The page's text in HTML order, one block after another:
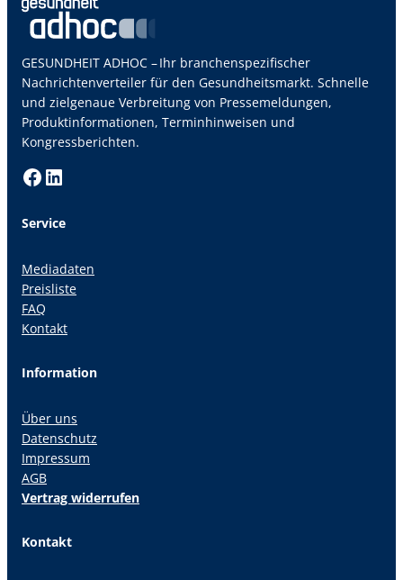
GESUNDHEIT ADHOC – Ihr branchenspezifischer
Nachrichtenverteiler für den Gesundheitsmarkt. Schnelle
und zielgenaue Verbreitung von Pressemeldungen,
Produktinformationen, Terminhinweisen und
Kongressberichten.
Facebook LinkedIn
Service
Mediadaten
Preisliste
FAQ
Kontakt
Information
Über uns
Datenschutz
Impressum
AGB
Vertrag widerrufen
Kontakt